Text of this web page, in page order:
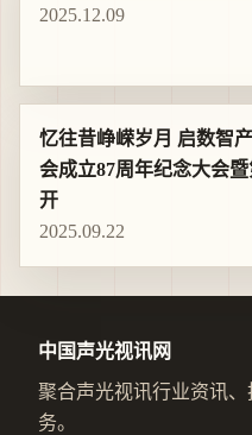
2025.12.09
忆往昔峥嵘岁月 启数智
会成立87周年纪念大会
开
2025.09.22
中国声光视讯网
聚合声光视讯行业资讯
务。